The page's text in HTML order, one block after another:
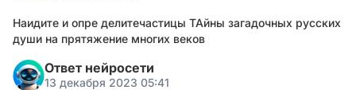
Наидите и опре делитечастицы ТАйны загадочных русских
души на прятяжение многих веков
Ответ нейросети
13 декабря 2023 05:41